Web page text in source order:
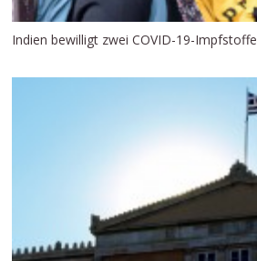
Indien bewilligt zwei COVID-19-Impfstoffe